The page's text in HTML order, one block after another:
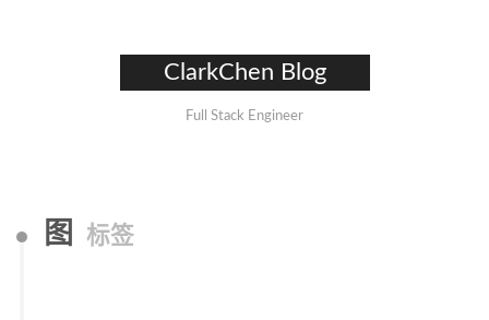
ClarkChen Blog
Full Stack Engineer
图 标签